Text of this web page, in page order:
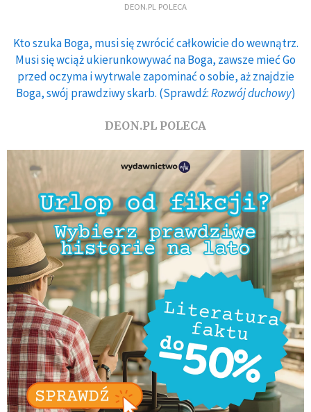
DEON.PL POLECA
Kto szuka Boga, musi się zwrócić całkowicie do wewnątrz.
Musi się wciąż ukierunkowywać na Boga, zawsze mieć Go
przed oczyma i wytrwale zapominać o sobie, aż znajdzie
Boga, swój prawdziwy skarb. (Sprawdź:Rozwój duchowy)
DEON.PL POLECA